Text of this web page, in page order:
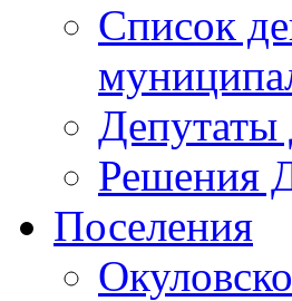
Список
Решения
Поселения